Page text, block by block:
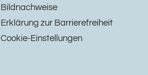
Bildnachweise
Erklärung zur Barrierefreiheit
Cookie-Einstellungen